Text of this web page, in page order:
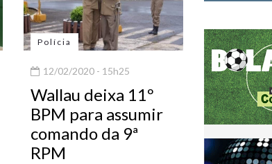
Polícia
12/02/2020 - 15h25
Wallau deixa 11º
BPM para assumir
comando da 9ª
RPM